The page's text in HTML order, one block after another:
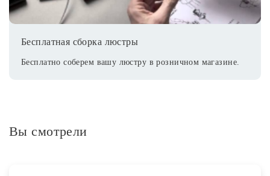
Бесплатная сборка люстры
Бесплатно соберем вашу люстру в розничном магазине.
Вы смотрели